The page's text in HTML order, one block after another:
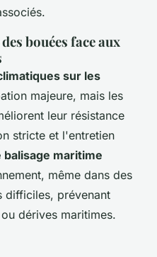
bouées face aux
sur les
majeure, mais les
leur résistance
stricte et l'entretien
maritime
même dans des
difficiles, prévenant
dérives maritimes.